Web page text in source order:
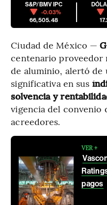
S&P/BMV IPC
-0.03%
66,505.48
Ciudad de México —
centenario proveedor
de aluminio, alertó de
significativa en sus
solvencia y
vigencia del convenio
acreedores.
VER +
pagos